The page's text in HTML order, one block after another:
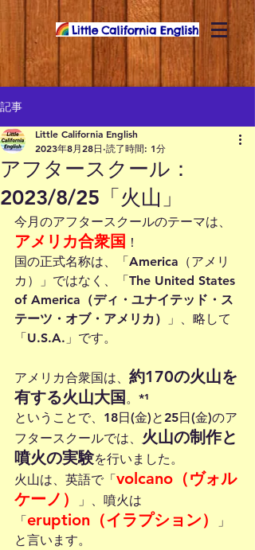
記事
アフタースクール：
2023/8/25「火山」
Little California English
2023年8月28日 読了時間: 1分
今月のアフタースクールのテーマは、
アメリカ合衆国 ！
国の正式名称は、「America（アメリ
カ）」ではなく、「The United States
of America（ディ・ユナイテッド・ス
テーツ・オブ・アメリカ）
」、略して
「U.S.A. 」です。
アメリカ合衆国は、 約170の火山を
有する火山大国 。*¹
ということで、18日(金)と25日(金)のア
フタースクールでは、
火山の制作と
噴火の実験を行いました。
火山は、英語で「volcano（ヴォル
ケーノ）
」、噴火は
「eruption（イラプション）
」
と言います。